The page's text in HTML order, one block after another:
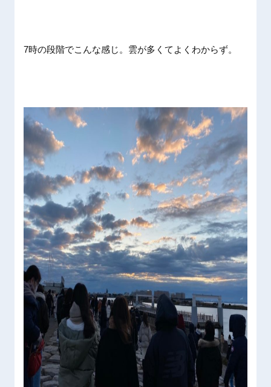
7時の段階でこんな感じ。雲が多くてよくわからず。